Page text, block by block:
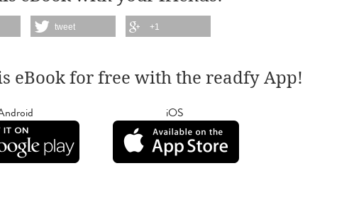
tweet +1
eBook for free with the readfy App!
iOS